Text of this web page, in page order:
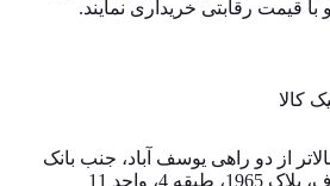
قیمت رقابتی خریداری نمایند.
از دو راهی یوسف آباد، جنب بانک
4، واحد 11